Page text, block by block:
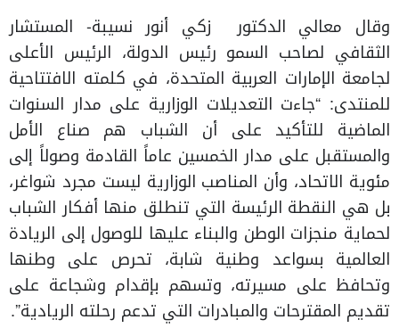
وقال معالي الدكتور زكي أنور نسيبة- المستشار
الثقافي لصاحب السمو رئيس الدولة، الرئيس الأعلى
لجامعة الإمارات العربية المتحدة، في كلمته الافتتاحية
للمنتدى: “جاءت التعديلات الوزارية على مدار السنوات
الماضية للتأكيد على أن الشباب هم صناع الأمل
والمستقبل على مدار الخمسين عاماً القادمة وصولاً إلى
مئوية الاتحاد، وأن المناصب الوزارية ليست مجرد شواغر،
بل هي النقطة الرئيسة التي تنطلق منها أفكار الشباب
لحماية منجزات الوطن والبناء عليها للوصول إلى الريادة
العالمية بسواعد وطنية شابة، تحرص على وطنها
وتحافظ على مسيرته، وتسهم بإقدام وشجاعة على
تقديم المقترحات والمبادرات التي تدعم رحلته الريادية”.